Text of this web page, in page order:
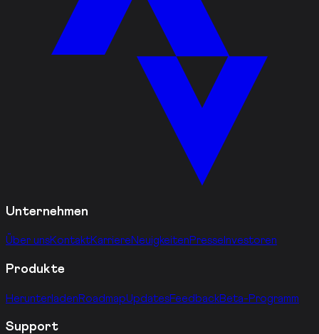
Unternehmen
Über unsKontaktKarriereNeuigkeitenPresse Investoren
Produkte
HerunterladenRoadmapUpdatesFeedbackBeta-Programm
Support